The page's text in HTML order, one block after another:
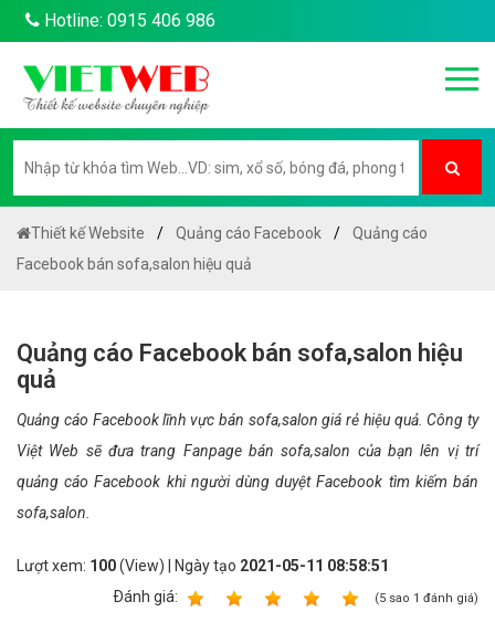
Hotline: 0915 406 986
Thiết kế Website Quảng cáo Facebook
Quảng cáo
Facebook bán sofa,salon hiệu quả
Quảng cáo Facebook bán sofa,salon hiệu
quả
Quảng cáo Facebook lĩnh vực bán sofa,salon giá rẻ hiệu quả. Công ty
Việt Web sẽ đưa trang Fanpage bán sofa,salon của bạn lên vị trí
quảng cáo Facebook khi người dùng duyệt Facebook tìm kiếm bán
sofa,salon.
Lượt xem: 100(View) | Ngày tạo 2021-05-11 08:58:51
Ðánh giá:
(5 sao 1 đánh giá)